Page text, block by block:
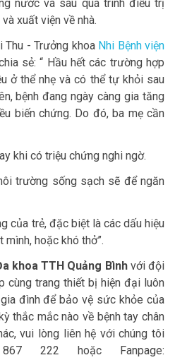
nước và sau quá trình điều trị
xuất viện về nhà.
Thu - Trưởng khoa Nhi Bệnh viện
sẻ: “ Hầu hết các trường hợp
ở thể nhẹ và có thể tự khỏi sau
bệnh đang ngày càng gia tăng
biến chứng. Do đó, ba mẹ cần
khi có triệu chứng nghi ngờ.
trường sống sạch sẽ để ngăn
của trẻ, đặc biệt là các dấu hiệu
hoặc khó thở”.
khoa TTH Quảng Bìnhvới đội
cùng trang thiết bị hiện đại luôn
đình để bảo vệ sức khỏe của
thắc mắc nào về bệnh tay chân
vui lòng liên hệ với chúng tôi
222 hoặc Fanpage: